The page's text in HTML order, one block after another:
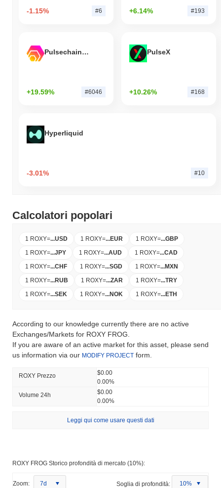
-1.15% #6 +6.14% #193
Pulsechain Bridged HEX (Pulsechain)
+19.59% #6046
PulseX
+10.26% #168
Hyperliquid
-3.01% #10
Calcolatori popolari
1 ROXY=...USD 1 ROXY=...EUR 1 ROXY=...GBP
1 ROXY=...JPY 1 ROXY=...AUD 1 ROXY=...CAD
1 ROXY=...CHF 1 ROXY=...SGD 1 ROXY=...MXN
1 ROXY=...RUB 1 ROXY=...ZAR 1 ROXY=...TRY
1 ROXY=...SEK 1 ROXY=...NOK 1 ROXY=...ETH
According to our knowledge currently there are no active
Exchanges/Markets for ROXY FROG.
If you are aware of an active market for this asset, please send
us information via our MODIFY PROJECT form.
ROXY Prezzo
$0.00
0.00%
Volume 24h
$0.00
0.00%
Leggi qui come usare questi dati
ROXY FROG Storico profondità di mercato (10%):
Zoom: 7d Soglia di profondità: 10%